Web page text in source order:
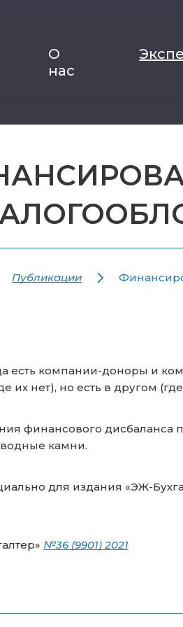
О
нас
Публикации
есть компании-доноры и
их нет), но есть в другом
финансового
камни.
для издания «ЭЖ-
№36 (9901) 2021